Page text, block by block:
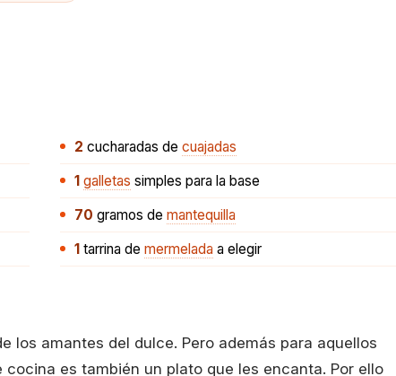
2 cucharadas de cuajadas
1 galletas simples para la base
70 gramos de mantequilla
1 tarrina de mermelada a elegir
los amantes del dulce. Pero además para aquellos
es también un plato que les encanta. Por ello